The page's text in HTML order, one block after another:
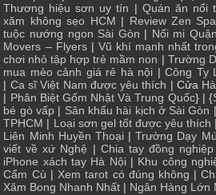
Thương hiệu sơn uy tín | Quán ăn nổi
xăm không sẹo HCM | Review Zen
tuộc nướng ngon Sài Gòn | Nối mi
Movers – Flyers| Vũ khí mạnh nhất
chơi nhỏ tập hợp trẻ mầm non | Trường
mua mèo cảnh giá rẻ hà nội |Công Ty
| Ca sĩ Việt Nam được yêu thích | Cửa
| Phân Biệt Gốm Nhật Và Trung Quốc} | {
bé gò vấp | Sân khấu hài kịch ở Sài Gòn
TPHCM | Loại sơn gel tốt được yêu thích |
Liên Minh Huyền Thoại|Trường Dạy
viết về xứ Nghệ | Chia tay đồng
iPhone xách tay Hà Nội| Khu công
Cẩm Cù | Xem tarot có đúng không |
Xăm Bong Nhanh Nhất | Ngân Hàng Lớn